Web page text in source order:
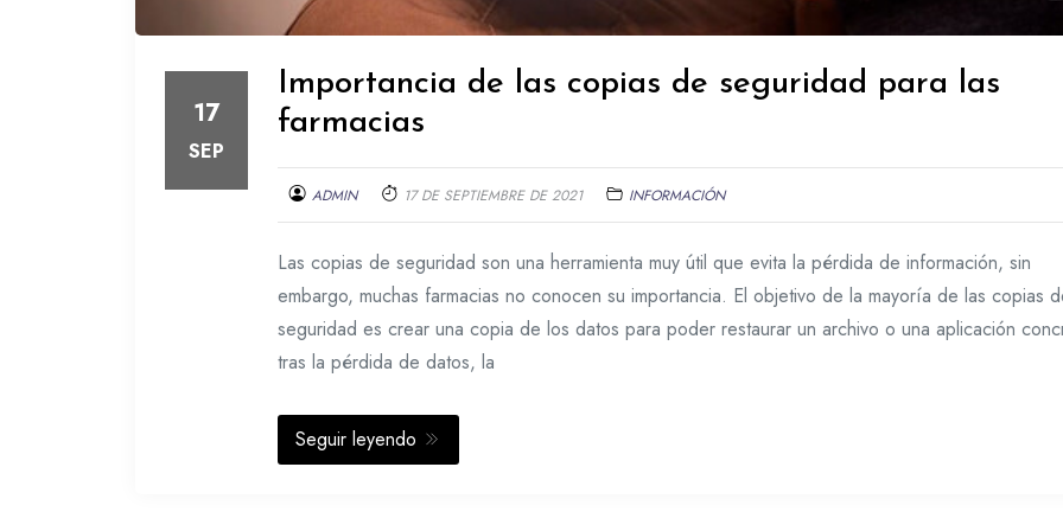
17
SEP
Importancia de las copias de seguridad para las
farmacias
ADMIN 17 DE SEPTIEMBRE DE 2021 INFORMACIÓN
Las copias de seguridad son una herramienta muy útil que evita la pérdida de información, sin
embargo, muchas farmacias no conocen su importancia. El objetivo de la mayoría de las copias
seguridad es crear una copia de los datos para poder restaurar un archivo o una aplicación
tras la pérdida de datos, la
Seguir leyendo